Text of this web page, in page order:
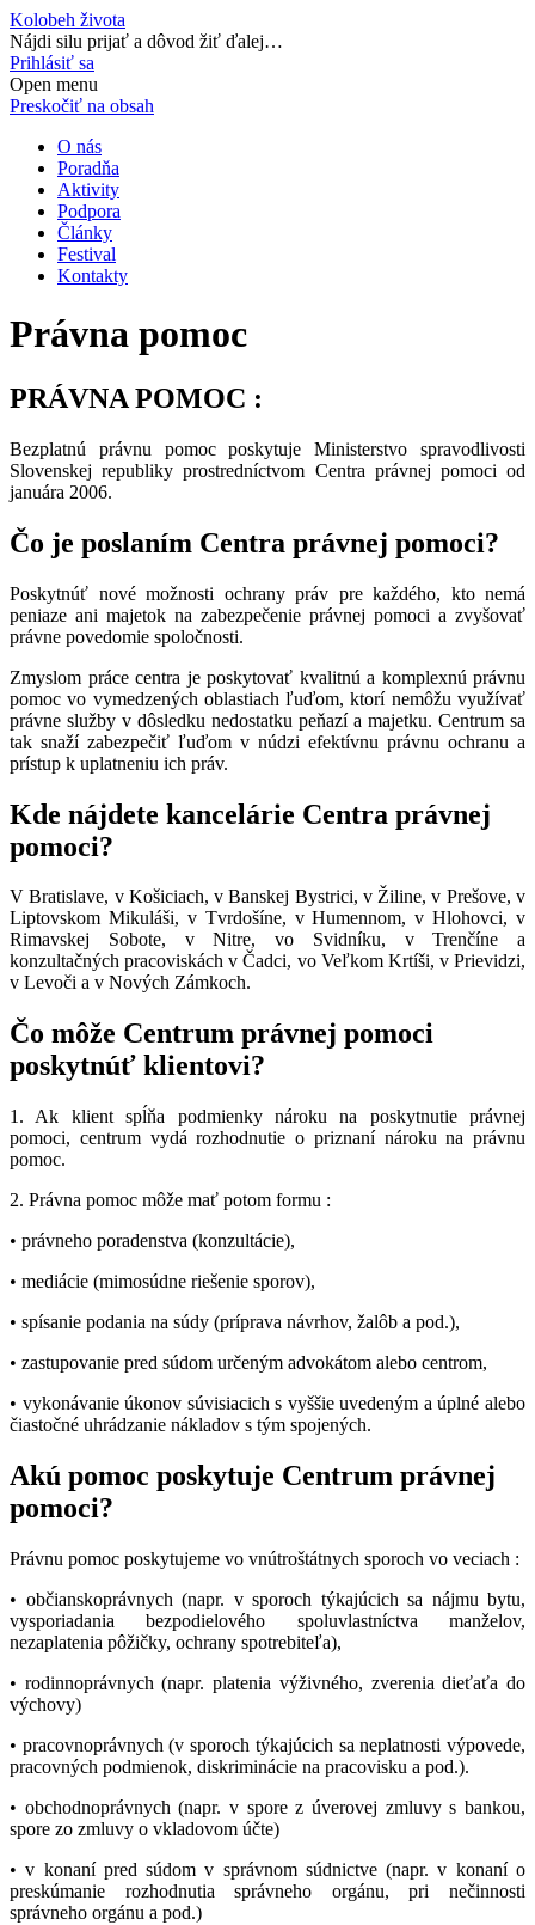
Kolobeh života
Nájdi silu prijať a dôvod žiť ďalej…
Prihlásiť sa
Open menu
Preskočiť na obsah
O nás
Poradňa
Aktivity
Podpora
Články
Festival
Kontakty
Právna pomoc
PRÁVNA POMOC :
Bezplatnú právnu pomoc poskytuje Ministerstvo spravodlivosti
Slovenskej republiky prostredníctvom Centra právnej pomoci od
januára 2006.
Čo je poslaním Centra právnej pomoci?
Poskytnúť nové možnosti ochrany práv pre každého, kto nemá
peniaze ani majetok na zabezpečenie právnej pomoci a zvyšovať
právne povedomie spoločnosti.
Zmyslom práce centra je poskytovať kvalitnú a komplexnú právnu
pomoc vo vymedzených oblastiach ľuďom, ktorí nemôžu využívať
právne služby v dôsledku nedostatku peňazí a majetku. Centrum sa
tak snaží zabezpečiť ľuďom v núdzi efektívnu právnu ochranu a
prístup k uplatneniu ich práv.
Kde nájdete kancelárie Centra právnej
pomoci?
V Bratislave, v Košiciach, v Banskej Bystrici, v Žiline, v Prešove, v
Liptovskom Mikuláši, v Tvrdošíne, v Humennom, v Hlohovci, v
Rimavskej Sobote, v Nitre, vo Svidníku, v Trenčíne a
konzultačných pracoviskách v Čadci, vo Veľkom Krtíši, v Prievidzi,
v Levoči a v Nových Zámkoch.
Čo môže Centrum právnej pomoci
poskytnúť klientovi?
1. Ak klient spĺňa podmienky nároku na poskytnutie právnej
pomoci, centrum vydá rozhodnutie o priznaní nároku na právnu
pomoc.
2. Právna pomoc môže mať potom formu :
• právneho poradenstva (konzultácie),
• mediácie (mimosúdne riešenie sporov),
• spísanie podania na súdy (príprava návrhov, žalôb a pod.),
• zastupovanie pred súdom určeným advokátom alebo centrom,
• vykonávanie úkonov súvisiacich s vyššie uvedeným a úplné alebo
čiastočné uhrádzanie nákladov s tým spojených.
Akú pomoc poskytuje Centrum právnej
pomoci?
Právnu pomoc poskytujeme vo vnútroštátnych sporoch vo veciach :
• občianskoprávnych (napr. v sporoch týkajúcich sa nájmu bytu,
vysporiadania bezpodielového spoluvlastníctva manželov,
nezaplatenia pôžičky, ochrany spotrebiteľa),
• rodinnoprávnych (napr. platenia výživného, zverenia dieťaťa do
výchovy)
• pracovnoprávnych (v sporoch týkajúcich sa neplatnosti výpovede,
pracovných podmienok, diskriminácie na pracovisku a pod.).
• obchodnoprávnych (napr. v spore z úverovej zmluvy s bankou,
spore zo zmluvy o vkladovom účte)
• v konaní pred súdom v správnom súdnictve (napr. v konaní o
preskúmanie rozhodnutia správneho orgánu, pri nečinnosti
správneho orgánu a pod.)